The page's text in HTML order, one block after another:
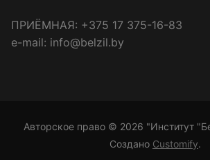
ПРИЁМНАЯ: +375 17 375-16-83
e-mail: info@belzil.by
Авторское право © 2026 "Институт
Создано Customify.